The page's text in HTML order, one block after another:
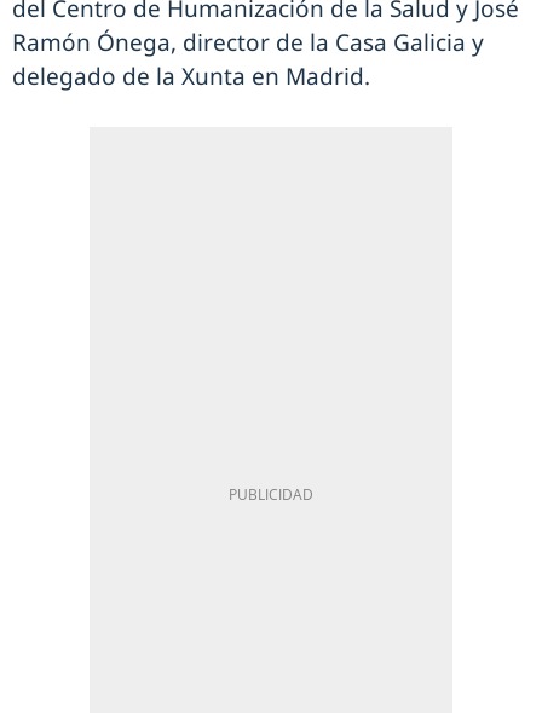
del Centro de Humanización de la Salud y José
Ramón Ónega, director de la Casa Galicia y
delegado de la Xunta en Madrid.